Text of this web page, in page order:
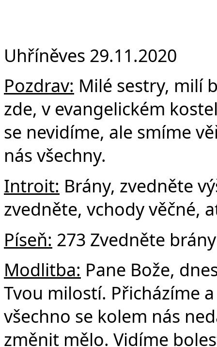
Uhříněves 29.11.2020
Pozdrav: Milé sestry, milí
zde, v evangelickém
se nevidíme, ale smíme
nás všechny.
Introit: Brány, zvedněte
zvedněte, vchody věčné,
Píseň: 273 Zvedněte
Modlitba: Pane Bože,
Tvou milostí. Přicházíme
všechno se kolem nás
změnit mělo. Vidíme